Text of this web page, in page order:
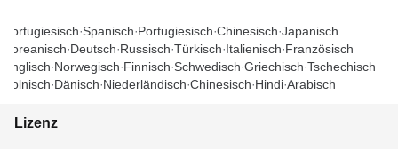
Portugiesisch Spanisch Portugiesisch Chinesisch Japanisch
Koreanisch Deutsch Russisch Türkisch Italienisch Französisch
Englisch Norwegisch Finnisch Schwedisch Griechisch Tschechisch
Polnisch Dänisch Niederländisch Chinesisch Hindi Arabisch
Lizenz